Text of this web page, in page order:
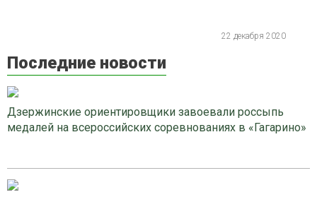
22 декабря 2020
Последние новости
Дзержинские ориентировщики завоевали россыпь
медалей на всероссийских соревнованиях в «Гагарино»